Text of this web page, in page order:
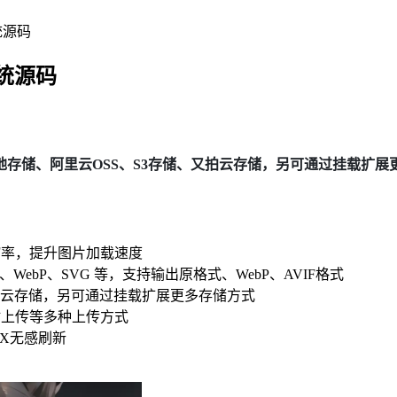
码
源码
储、阿里云OSS、S3存储、又拍云存储，另可通过挂载扩展
，提升图片加载速度
WebP、SVG 等，支持输出原格式、WebP、AVIF格式
存储，另可通过挂载扩展更多存储方式
传等多种上传方式
无感刷新